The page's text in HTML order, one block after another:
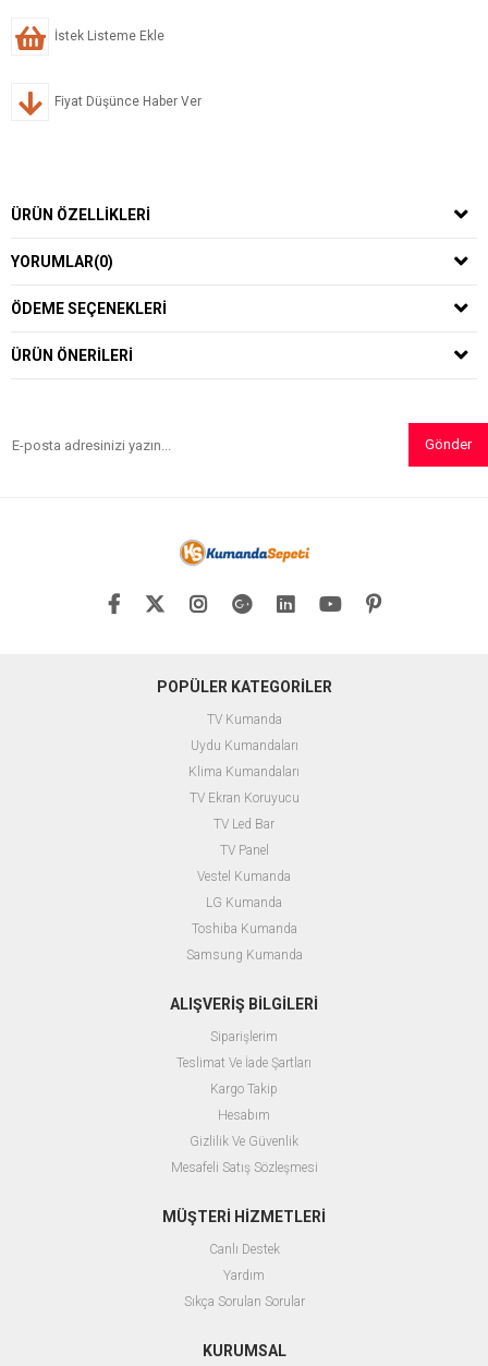
İstek Listeme Ekle
Fiyat Düşünce Haber Ver
ÜRÜN ÖZELLIKLERI
YORUMLAR(0)
ÖDEME SEÇENEKLERI
ÜRÜN ÖNERILERI
Gönder
POPÜLER KATEGORİLER
TV Kumanda
Uydu Kumandaları
Klima Kumandaları
TV Ekran Koruyucu
TV Led Bar
TV Panel
Vestel Kumanda
LG Kumanda
Toshiba Kumanda
Samsung Kumanda
ALIŞVERİŞ BİLGİLERİ
Siparişlerim
Teslimat Ve İade Şartları
Kargo Takip
Hesabım
Gizlilik Ve Güvenlik
Mesafeli Satış Sözleşmesi
MÜŞTERİ HİZMETLERİ
Canlı Destek
Yardım
Sıkça Sorulan Sorular
KURUMSAL